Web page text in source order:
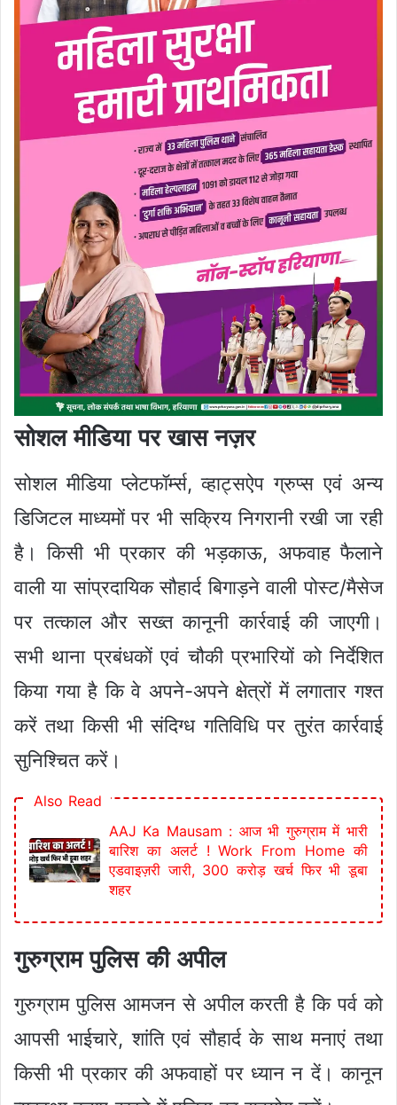
सोशल मीडिया पर खास नज़र
सोशल मीडिया प्लेटफॉर्म्स, व्हाट्सऐप ग्रुप्स एवं अन्य
डिजिटल माध्यमों पर भी सक्रिय निगरानी रखी जा रही
है। किसी भी प्रकार की भड़काऊ, अफवाह फैलाने
वाली या सांप्रदायिक सौहार्द बिगाड़ने वाली पोस्ट/मैसेज
पर तत्काल और सख्त कानूनी कार्रवाई की जाएगी।
सभी थाना प्रबंधकों एवं चौकी प्रभारियों को निर्देशित
किया गया है कि वे अपने-अपने क्षेत्रों में लगातार गश्त
करें तथा किसी भी संदिग्ध गतिविधि पर तुरंत कार्रवाई
सुनिश्चित करें।
Also Read
AAJ Ka Mausam : आज भी गुरुग्राम में भारी
बारिश का अलर्ट ! Work From Home की
एडवाइज़री जारी, 300 करोड़ खर्च फिर भी डूबा
शहर
गुरुग्राम पुलिस की अपील
गुरुग्राम पुलिस आमजन से अपील करती है कि पर्व को
आपसी भाईचारे, शांति एवं सौहार्द के साथ मनाएं तथा
किसी भी प्रकार की अफवाहों पर ध्यान न दें। कानून